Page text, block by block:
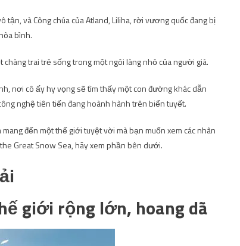
và Công chúa của Atland, Liliha, rời vương quốc đang bị
bình.
trai trẻ sống trong một ngôi làng nhỏ của người già.
nơi cô ấy hy vọng sẽ tìm thấy một con đường khác dẫn
nghệ tiên tiến đang hoành hành trên biển tuyết.
đến một thế giới tuyệt vời mà bạn muốn xem các nhân
Great Snow Sea, hãy xem phần bên dưới.
giới rộng lớn, hoang dã